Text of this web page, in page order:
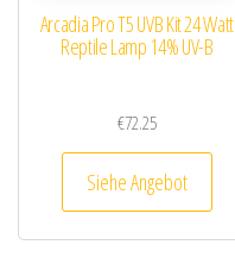
Arcadia Pro T5 UVB Kit 24 Watt
Reptile Lamp 14% UV-B
€72.25
Siehe Angebot